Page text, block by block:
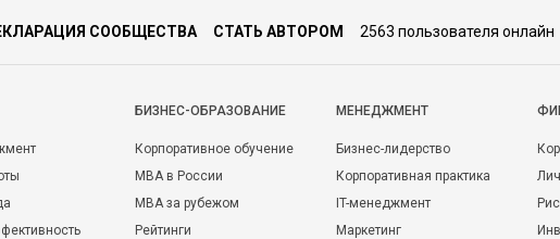
СООБЩЕСТВА СТАТЬ АВТОРОМ 2563 пользователя онлайн
БИЗНЕС-ОБРАЗОВАНИЕ
Корпоративное обучение
MBA в России
MBA за рубежом
Рейтинги
МЕНЕДЖМЕНТ
Бизнес-лидерство
Корпоративная практика
IT-менеджмент
Маркетинг